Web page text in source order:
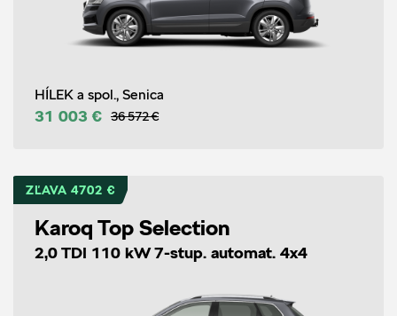
HÍLEK a spol., Senica
31 003 € 36 572 €
ZĽAVA 4702 €
Karoq Top Selection
2,0 TDI 110 kW 7-stup. automat. 4x4